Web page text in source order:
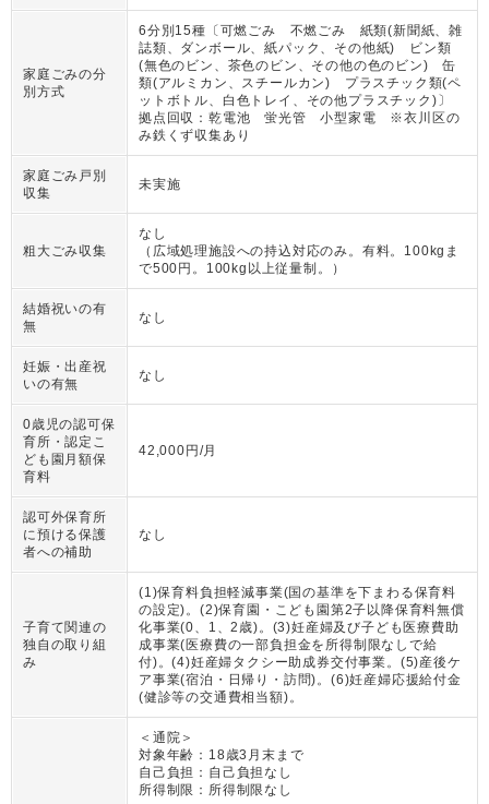
家庭ごみの分
別方式
6分別15種〔可燃ごみ 不燃ごみ 紙類(新聞紙、雑
誌類、ダンボール、紙パック、その他紙) ビン類
(無色のビン、茶色のビン、その他の色のビン) 缶
類(アルミカン、スチールカン) プラスチック類(ペ
ットボトル、白色トレイ、その他プラスチック)〕
拠点回収：乾電池 蛍光管 小型家電 ※衣川区の
み鉄くず収集あり
家庭ごみ戸別
収集
未実施
粗大ごみ収集
なし
（ 広域処理施設への持込対応のみ。有料。100kgま
で500円。100kg以上従量制。
）
結婚祝いの有
無
なし
妊娠・出産祝
いの有無
なし
0歳児の認可保
育所・認定こ
ども園月額保
育料
42,000円/月
認可外保育所
に預ける保護
者への補助
なし
子育て関連の
独自の取り組
み
(1)保育料負担軽減事業(国の基準を下まわる保育料
の設定)。(2)保育園・こども園第2子以降保育料無償
化事業(0、1、2歳)。(3)妊産婦及び子ども医療費助
成事業(医療費の一部負担金を所得制限なしで給
付)。(4)妊産婦タクシー助成券交付事業。(5)産後ケ
ア事業(宿泊・日帰り・訪問)。(6)妊産婦応援給付金
(健診等の交通費相当額)。
＜通院＞
対象年齢： 18歳3月末まで
自己負担： 自己負担なし
所得制限： 所得制限なし